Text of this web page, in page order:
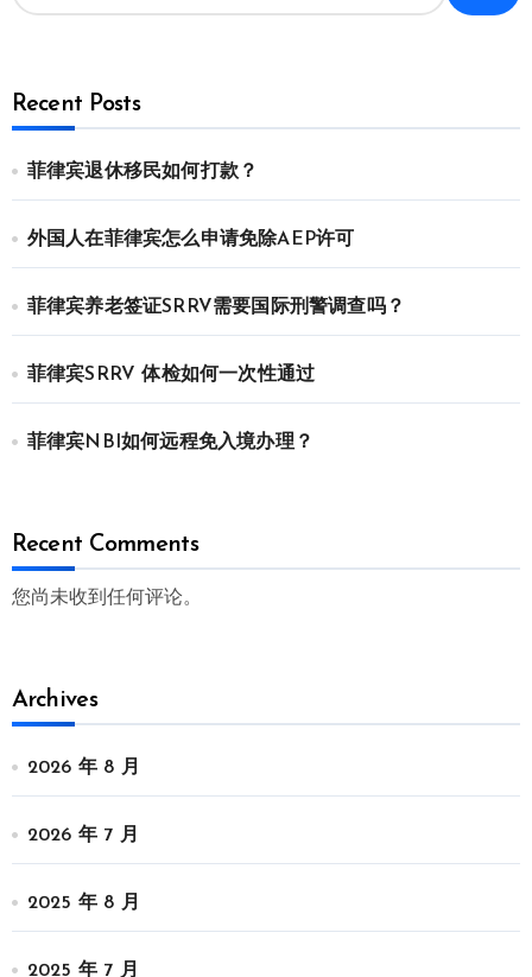
Recent Posts
菲律宾退休移民如何打款？
外国人在菲律宾怎么申请免除AEP许可
菲律宾养老签证SRRV需要国际刑警调查吗？
菲律宾SRRV 体检如何一次性通过
菲律宾NBI如何远程免入境办理？
Recent Comments
您尚未收到任何评论。
Archives
2026 年 8 月
2026 年 7 月
2025 年 8 月
2025 年 7 月